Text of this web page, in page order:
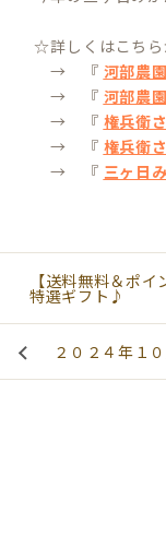
☆詳しくはこちら
→ 『 河部農
→ 『 河部農
→ 『 権兵衛
→ 『 権兵衛
→ 『 三ヶ日
【送料無料＆ポ
特選ギフト♪
２０２４年１